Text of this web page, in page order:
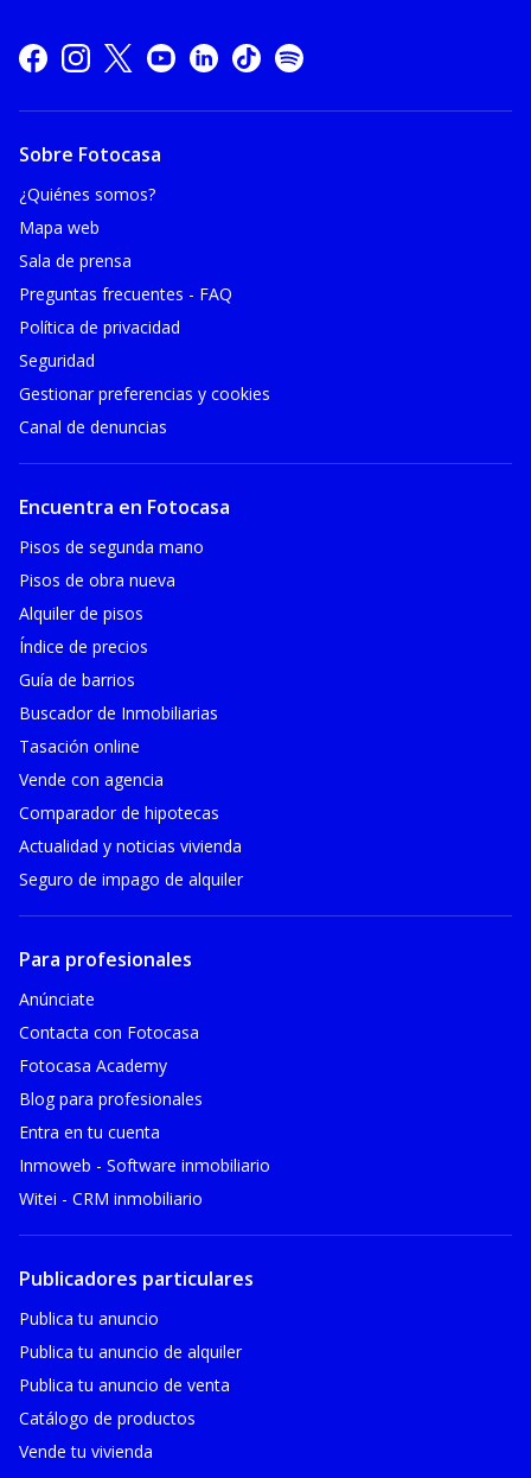
Sobre Fotocasa
¿Quiénes somos?
Mapa web
Sala de prensa
Preguntas frecuentes - FAQ
Política de privacidad
Seguridad
Gestionar preferencias y cookies
Canal de denuncias
Encuentra en Fotocasa
Pisos de segunda mano
Pisos de obra nueva
Alquiler de pisos
Índice de precios
Guía de barrios
Buscador de Inmobiliarias
Tasación online
Vende con agencia
Comparador de hipotecas
Actualidad y noticias vivienda
Seguro de impago de alquiler
Para profesionales
Anúnciate
Contacta con Fotocasa
Fotocasa Academy
Blog para profesionales
Entra en tu cuenta
Inmoweb - Software inmobiliario
Witei - CRM inmobiliario
Publicadores particulares
Publica tu anuncio
Publica tu anuncio de alquiler
Publica tu anuncio de venta
Catálogo de productos
Vende tu vivienda